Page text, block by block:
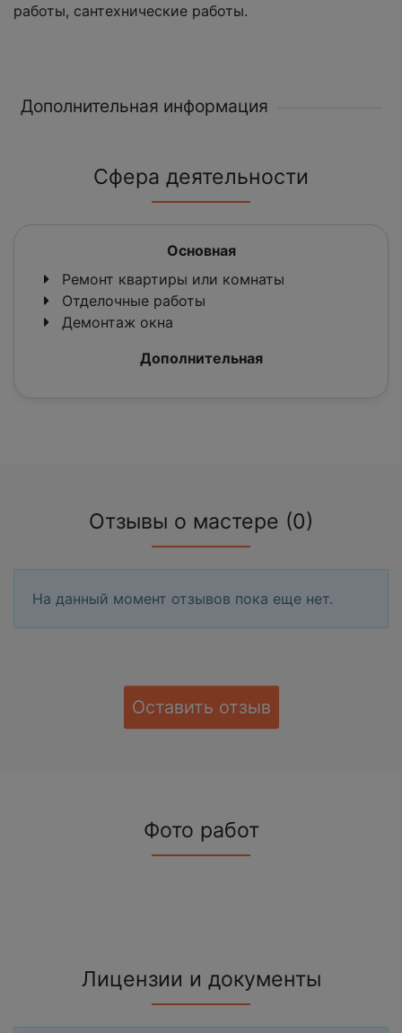
работы, сантехнические работы.
Дополнительная информация
Сфера деятельности
Основная
Ремонт квартиры или комнаты
Отделочные работы
Демонтаж окна
Дополнительная
Отзывы о мастере (0)
На данный момент отзывов пока еще нет.
Оставить отзыв
Фото работ
Лицензии и документы